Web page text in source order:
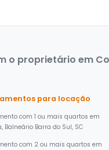
proprietário em
para locação
com 1 ou mais quartos em
Balneário Barra do Sul, SC
com 2 ou mais quartos em